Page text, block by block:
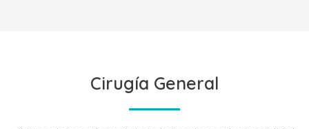
Cirugía General